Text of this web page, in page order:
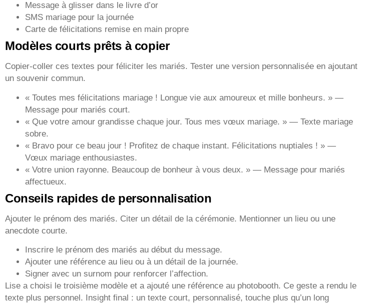
Message à glisser dans le livre d’or
SMS mariage pour la journée
Carte de félicitations remise en main propre
Modèles courts prêts à copier
Copier-coller ces textes pour féliciter les mariés. Tester une version personnalisée en ajoutant
un souvenir commun.
« Toutes mes félicitations mariage ! Longue vie aux amoureux et mille bonheurs. » —
Message pour mariés court.
« Que votre amour grandisse chaque jour. Tous mes vœux mariage. » — Texte mariage
sobre.
« Bravo pour ce beau jour ! Profitez de chaque instant. Félicitations nuptiales ! » —
Vœux mariage enthousiastes.
« Votre union rayonne. Beaucoup de bonheur à vous deux. » — Message pour mariés
affectueux.
Conseils rapides de personnalisation
Ajouter le prénom des mariés. Citer un détail de la cérémonie. Mentionner un lieu ou une
anecdote courte.
Inscrire le prénom des mariés au début du message.
Ajouter une référence au lieu ou à un détail de la journée.
Signer avec un surnom pour renforcer l’affection.
Lise a choisi le troisième modèle et a ajouté une référence au photobooth. Ce geste a rendu le
texte plus personnel. Insight final : un texte court, personnalisé, touche plus qu’un long